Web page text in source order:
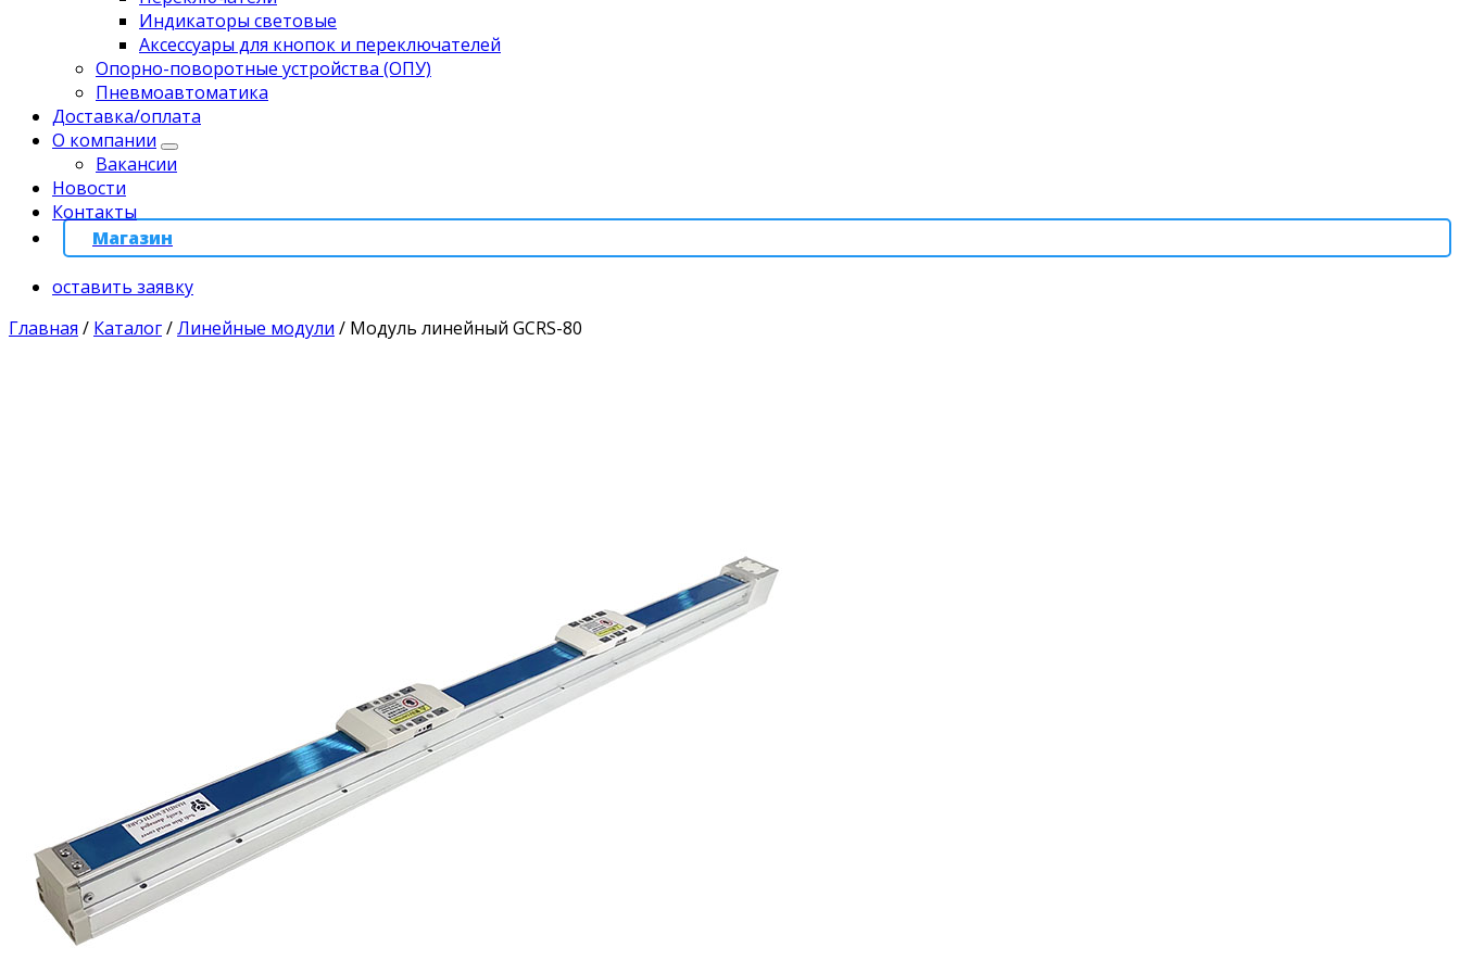
Индикаторы световые
Аксессуары для кнопок и переключателей
Опорно-поворотные устройства (ОПУ)
Пневмоавтоматика
Доставка/оплата
О компании
Вакансии
Новости
Контакты
Магазин
оставить заявку
Главная / Каталог/Линейные модули / Модуль линейный GCRS-80